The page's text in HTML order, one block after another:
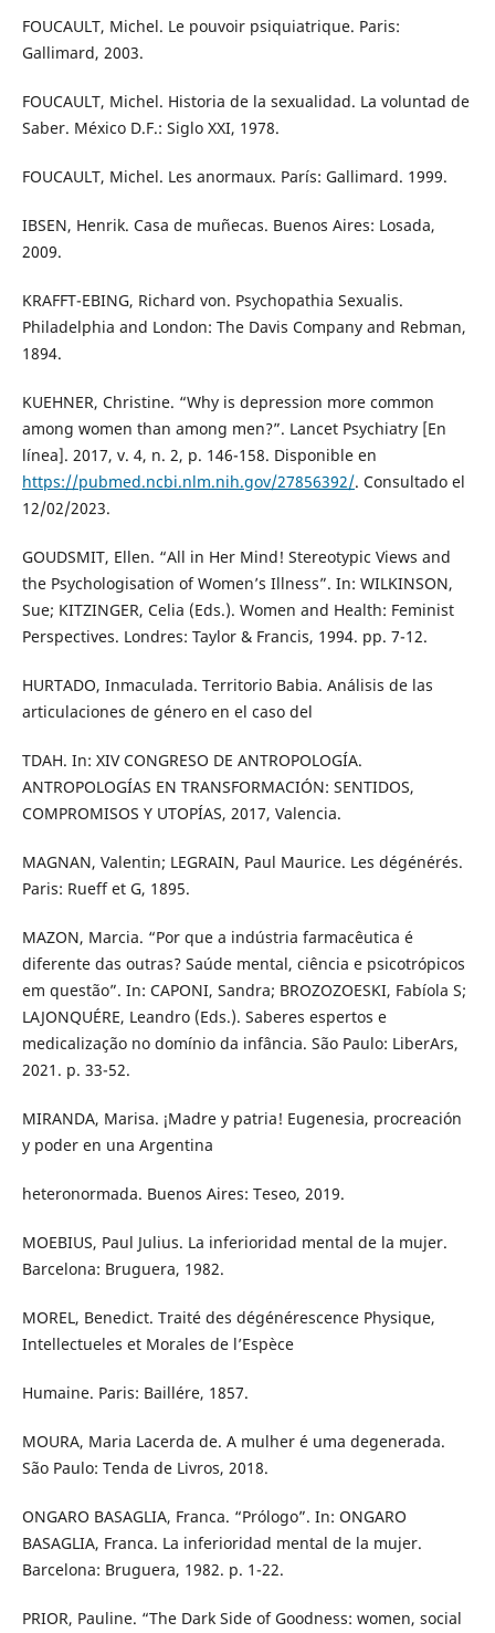
FOUCAULT, Michel. Le pouvoir psiquiatrique. Paris:
Gallimard, 2003.
FOUCAULT, Michel. Historia de la sexualidad. La voluntad de
Saber. México D.F.: Siglo XXI, 1978.
FOUCAULT, Michel. Les anormaux. París: Gallimard. 1999.
IBSEN, Henrik. Casa de muñecas. Buenos Aires: Losada,
2009.
KRAFFT-EBING, Richard von. Psychopathia Sexualis.
Philadelphia and London: The Davis Company and Rebman,
1894.
KUEHNER, Christine. “Why is depression more common
among women than among men?”. Lancet Psychiatry [En
línea]. 2017, v. 4, n. 2, p. 146-158. Disponible en
https://pubmed.ncbi.nlm.nih.gov/27856392/. Consultado el
12/02/2023.
GOUDSMIT, Ellen. “All in Her Mind! Stereotypic Views and
the Psychologisation of Women’s Illness”. In: WILKINSON,
Sue; KITZINGER, Celia (Eds.). Women and Health: Feminist
Perspectives. Londres: Taylor & Francis, 1994. pp. 7-12.
HURTADO, Inmaculada. Territorio Babia. Análisis de las
articulaciones de género en el caso del
TDAH. In: XIV CONGRESO DE ANTROPOLOGÍA.
ANTROPOLOGÍAS EN TRANSFORMACIÓN: SENTIDOS,
COMPROMISOS Y UTOPÍAS, 2017, Valencia.
MAGNAN, Valentin; LEGRAIN, Paul Maurice. Les dégénérés.
Paris: Rueff et G, 1895.
MAZON, Marcia. “Por que a indústria farmacêutica é
diferente das outras? Saúde mental, ciência e psicotrópicos
em questão”. In: CAPONI, Sandra; BROZOZOESKI, Fabíola S;
LAJONQUÉRE, Leandro (Eds.). Saberes espertos e
medicalização no domínio da infância. São Paulo: LiberArs,
2021. p. 33-52.
MIRANDA, Marisa. ¡Madre y patria! Eugenesia, procreación
y poder en una Argentina
heteronormada. Buenos Aires: Teseo, 2019.
MOEBIUS, Paul Julius. La inferioridad mental de la mujer.
Barcelona: Bruguera, 1982.
MOREL, Benedict. Traité des dégénérescence Physique,
Intellectueles et Morales de l’Espèce
Humaine. Paris: Baillére, 1857.
MOURA, Maria Lacerda de. A mulher é uma degenerada.
São Paulo: Tenda de Livros, 2018.
ONGARO BASAGLIA, Franca. “Prólogo”. In: ONGARO
BASAGLIA, Franca. La inferioridad mental de la mujer.
Barcelona: Bruguera, 1982. p. 1-22.
PRIOR, Pauline. “The Dark Side of Goodness: women, social